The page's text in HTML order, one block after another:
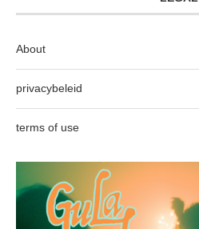
About
privacybeleid
terms of use